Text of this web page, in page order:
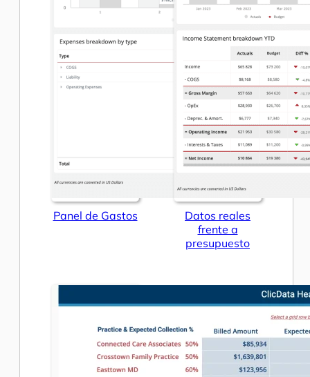
Panel de Gastos
Datos reales
frente a
presupuesto